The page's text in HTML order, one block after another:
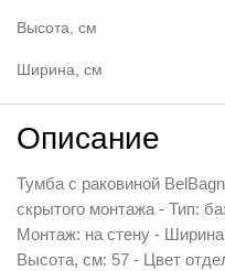
Высота, см
Ширина, см
Описание
Тумба с раковиной
скрытого монтажа - Тип:
Монтаж: на стену -
Высота, см: 57 - Цвет